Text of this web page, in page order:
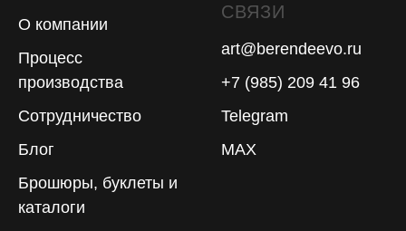
О компании
Процесс
производства
Сотрудничество
Блог
Брошюры, буклеты и
каталоги
СВЯЗИ
art@berendeevo.ru
+7 (985) 209 41 96
Telegram
MAX